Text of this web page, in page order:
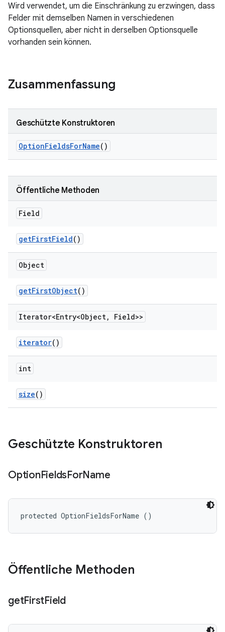
Wird verwendet, um die Einschränkung zu erzwingen, dass
Felder mit demselben Namen in verschiedenen
Optionsquellen, aber nicht in derselben Optionsquelle
vorhanden sein können.
Zusammenfassung
Geschützte Konstruktoren
OptionFieldsForName()
Öffentliche Methoden
Field
getFirstField()
Object
getFirstObject()
Iterator<Entry<Object, Field>>
iterator()
int
size()
Geschützte Konstruktoren
OptionFieldsForName
protected OptionFieldsForName ()
Öffentliche Methoden
getFirstField